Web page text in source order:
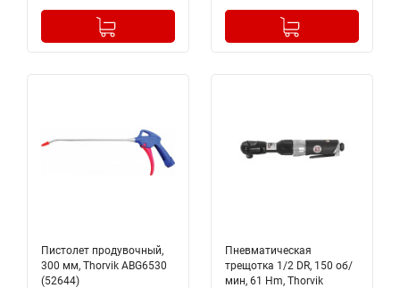
+
Добавлено в корзину +
Добавлено в корзину
Пистолет продувочный,
300 мм, Thorvik ABG6530
(52644)
Пневматическая
трещотка 1/2 DR, 150 об/
мин, 61 Hm, Thorvik